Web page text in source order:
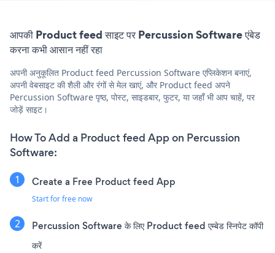
आपकी Product feed साइट पर Percussion Software एंबेड
करना कभी आसान नहीं रहा
अपनी अनुकूलित Product feed Percussion Software एप्लिकेशन बनाएं,
अपनी वेबसाइट की शैली और रंगों से मेल खाएं, और Product feed अपने
Percussion Software पृष्ठ, पोस्ट, साइडबार, फुटर, या जहाँ भी आप चाहें, पर
जोड़ें साइट।
How To Add a Product feed App on Percussion
Software:
Create a Free Product feed App
Start for free now
Percussion Software के लिए Product feed एम्बेड स्निपेट कॉपी
करें